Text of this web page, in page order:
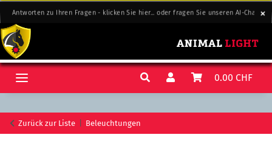
Antworten zu Ihren Fragen - klicken Sie hier... oder fragen Sie unseren AI-Chat-
Antworten zu Ihren Fragen - klicken Sie hier... oder fragen Sie unseren AI-Chat-
0.00 CHF
Zurück zur Liste Beleuchtungen